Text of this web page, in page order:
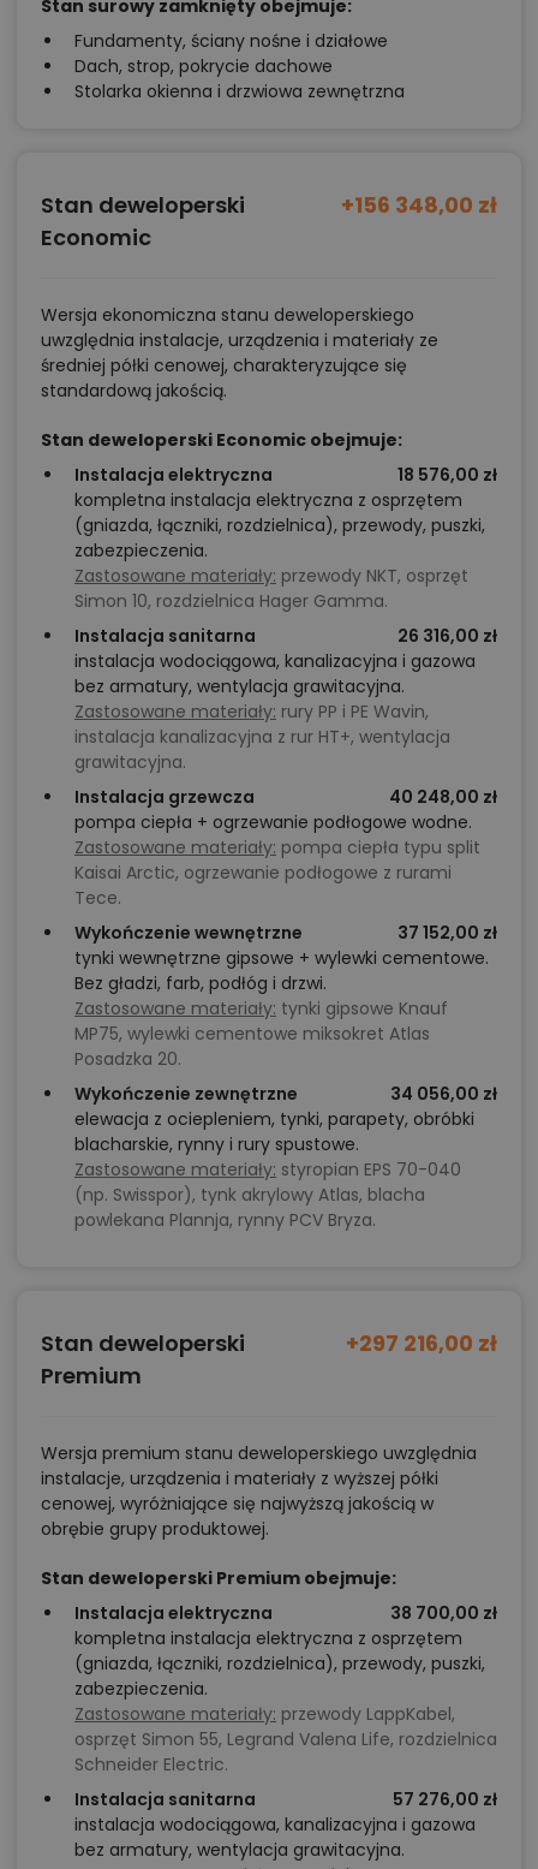
Stan surowy zamknięty obejmuje:
Fundamenty, ściany nośne i działowe
Dach, strop, pokrycie dachowe
Stolarka okienna i drzwiowa zewnętrzna
Stan deweloperski
Economic
+156 348,00 zł
Wersja ekonomiczna stanu deweloperskiego
uwzględnia instalacje, urządzenia i materiały ze
średniej półki cenowej, charakteryzujące się
standardową jakością.
Stan deweloperski Economic obejmuje:
Instalacja elektryczna
18 576,00 zł
kompletna instalacja elektryczna z osprzętem
(gniazda, łączniki, rozdzielnica), przewody, puszki,
zabezpieczenia.
Zastosowane materiały: przewody NKT, osprzęt
Simon 10, rozdzielnica Hager Gamma.
Instalacja sanitarna
26 316,00 zł
instalacja wodociągowa, kanalizacyjna i gazowa
bez armatury, wentylacja grawitacyjna.
Zastosowane materiały: rury PP i PE Wavin,
instalacja kanalizacyjna z rur HT+, wentylacja
grawitacyjna.
Instalacja grzewcza
40 248,00 zł
pompa ciepła + ogrzewanie podłogowe wodne.
Zastosowane materiały: pompa ciepła typu split
Kaisai Arctic, ogrzewanie podłogowe z rurami
Tece.
Wykończenie wewnętrzne
37 152,00 zł
tynki wewnętrzne gipsowe + wylewki cementowe.
Bez gładzi, farb, podłóg i drzwi.
Zastosowane materiały: tynki gipsowe Knauf
MP75, wylewki cementowe miksokret Atlas
Posadzka 20.
Wykończenie zewnętrzne
34 056,00 zł
elewacja z ociepleniem, tynki, parapety, obróbki
blacharskie, rynny i rury spustowe.
Zastosowane materiały: styropian EPS 70-040
(np. Swisspor), tynk akrylowy Atlas, blacha
powlekana Plannja, rynny PCV Bryza.
Stan deweloperski
Premium
+297 216,00 zł
Wersja premium stanu deweloperskiego uwzględnia
instalacje, urządzenia i materiały z wyższej półki
cenowej, wyróżniające się najwyższą jakością w
obrębie grupy produktowej.
Stan deweloperski Premium obejmuje:
Instalacja elektryczna
38 700,00 zł
kompletna instalacja elektryczna z osprzętem
(gniazda, łączniki, rozdzielnica), przewody, puszki,
zabezpieczenia.
Zastosowane materiały: przewody LappKabel,
osprzęt Simon 55, Legrand Valena Life, rozdzielnica
Schneider Electric.
Instalacja sanitarna
57 276,00 zł
instalacja wodociągowa, kanalizacyjna i gazowa
bez armatury, wentylacja grawitacyjna.